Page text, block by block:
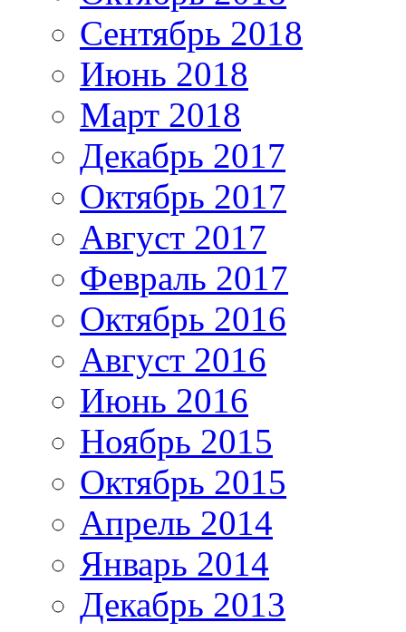
Сентябрь 2018
Июнь 2018
Март 2018
Декабрь 2017
Октябрь 2017
Август 2017
Февраль 2017
Октябрь 2016
Август 2016
Июнь 2016
Ноябрь 2015
Октябрь 2015
Апрель 2014
Январь 2014
Декабрь 2013